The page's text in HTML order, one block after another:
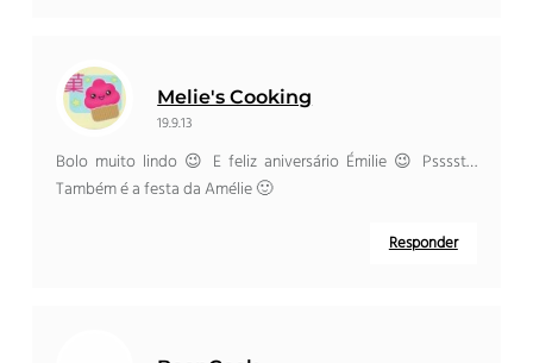
Melie's Cooking
19.9.13
Bolo muito lindo 😉 E feliz aniversário Émilie 😉 Psssst…
Também é a festa da Amélie 🙂
Responder